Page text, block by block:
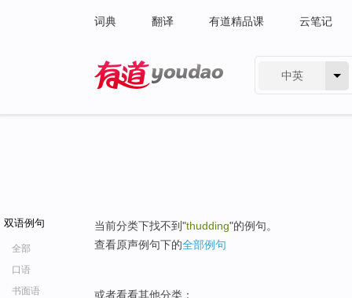
词典 翻译 有道精品课 云笔记
中英
双语例句
全部
口语
书面语
当前分类下找不到"thudding"的例句。
查看原声例句下的全部例句
或者看看其他分类：